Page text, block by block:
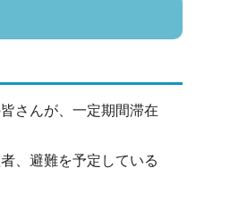
さんが、一定期間滞在
、避難を予定している